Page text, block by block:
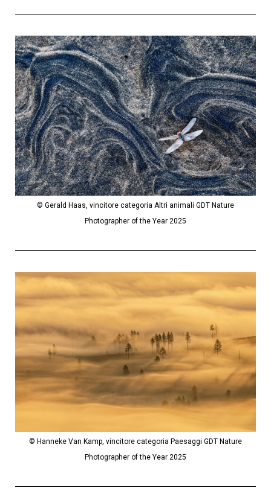
© Gerald Haas, vincitore categoria Altri animali GDT Nature
Photographer of the Year 2025
© Hanneke Van Kamp, vincitore categoria Paesaggi GDT Nature
Photographer of the Year 2025